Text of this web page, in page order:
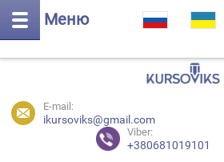
Меню
E-mail:
ikursoviks@gmail.com
Viber:
+380681019101